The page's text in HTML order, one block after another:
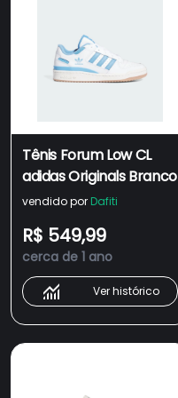
Tênis Forum Low CL
adidas Originals Branco
vendido por Dafiti
R$ 549,99
cerca de 1 ano
Ver histórico